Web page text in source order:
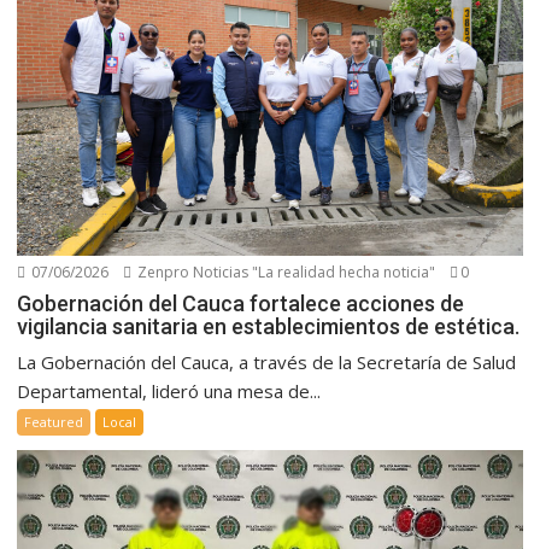
07/06/2026 Zenpro Noticias "La realidad hecha noticia" 0
Gobernación del Cauca fortalece acciones de
vigilancia sanitaria en establecimientos de estética.
La Gobernación del Cauca, a través de la Secretaría de Salud
Departamental, lideró una mesa de...
Featured Local